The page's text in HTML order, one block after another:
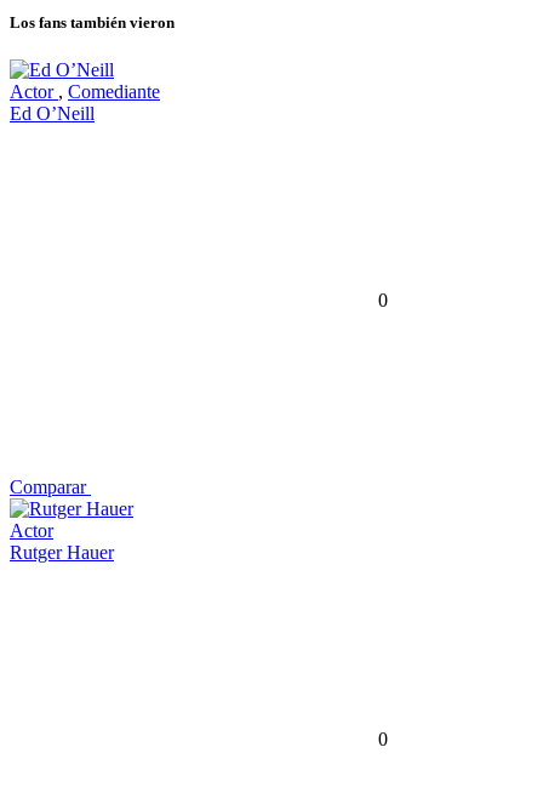
Los fans también vieron
Actor , Comediante
Ed O’Neill
0
Comparar
Actor
Rutger Hauer
0